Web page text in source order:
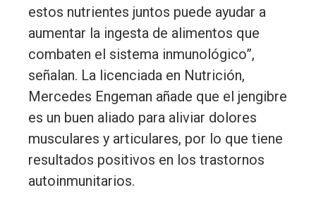
estos nutrientes juntos puede ayudar a
aumentar la ingesta de alimentos que
combaten el sistema inmunológico”,
señalan. La licenciada en Nutrición,
Mercedes Engeman añade que el jengibre
es un buen aliado para aliviar dolores
musculares y articulares, por lo que tiene
resultados positivos en los trastornos
autoinmunitarios.